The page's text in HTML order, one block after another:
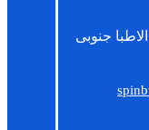
جنوبی